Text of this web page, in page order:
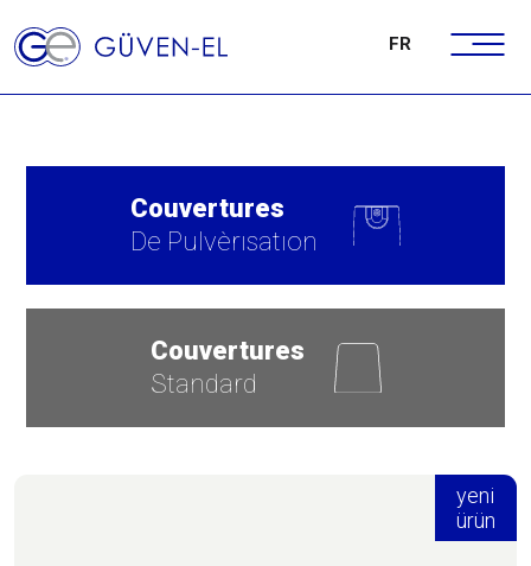
FR
Couvertures
De Pulvèrısatıon
Couvertures
Standard
yeni
ürün